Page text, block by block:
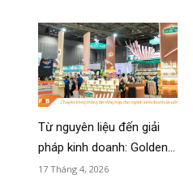
Từ nguyên liệu đến giải
pháp kinh doanh: Golden...
17 Tháng 4, 2026